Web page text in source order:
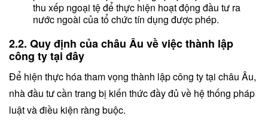
thu xếp ngoại tệ để thực hiện hoạt động đầu tư ra
nước ngoài của tổ chức tín dụng được phép.
2.2. Quy định của châu Âu về việc thành lập
công ty tại đây
Để hiện thực hóa tham vọng thành lập công ty tại châu Âu,
nhà đầu tư cần trang bị kiến thức đầy đủ về hệ thống pháp
luật và điều kiện ràng buộc.